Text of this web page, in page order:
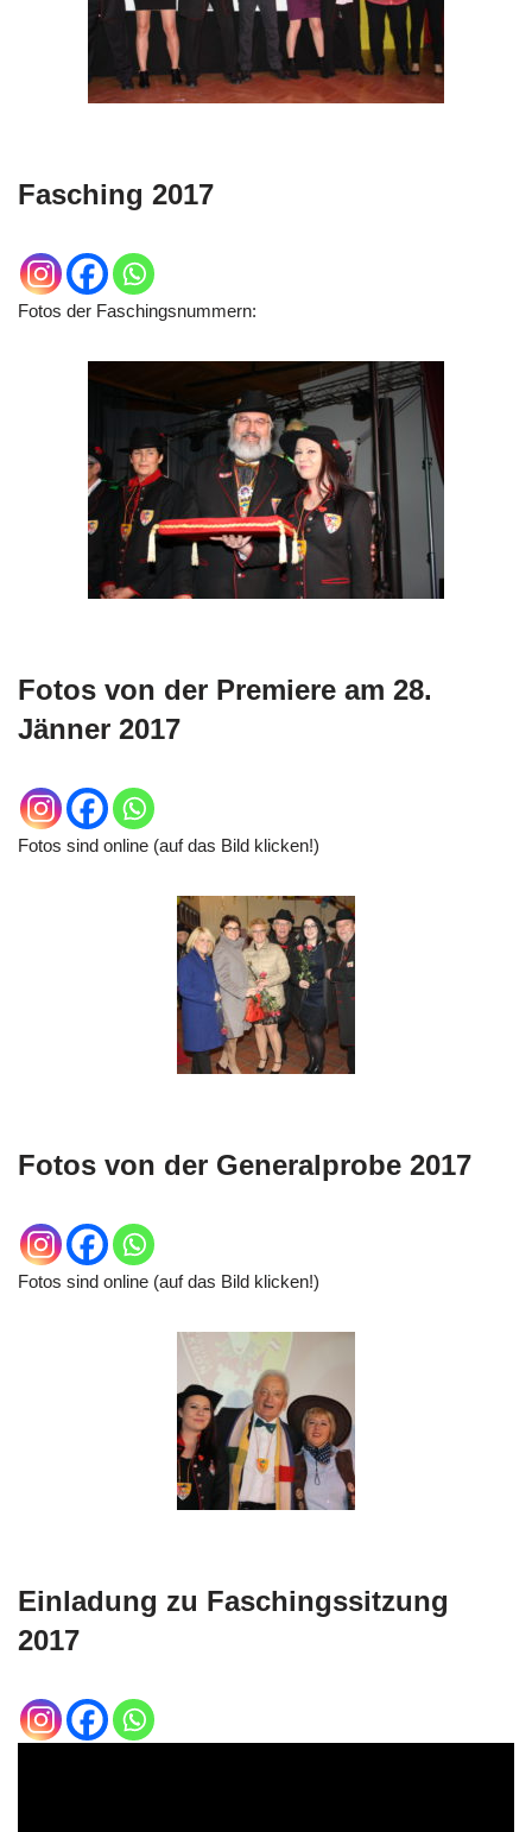
Fasching 2017
Fotos der Faschingsnummern:
Fotos von der Premiere am 28.
Jänner 2017
Fotos sind online (auf das Bild klicken!)
Fotos von der Generalprobe 2017
Fotos sind online (auf das Bild klicken!)
Einladung zu Faschingssitzung
2017